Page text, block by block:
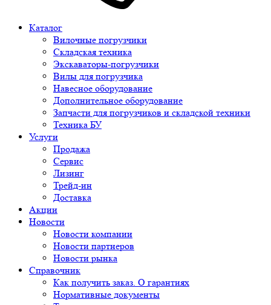
Каталог
Вилочные погрузчики
Складская техника
Экскаваторы-погрузчики
Вилы для погрузчика
Навесное оборудование
Дополнительное оборудование
Запчасти для погрузчиков и складской техники
Техника БУ
Услуги
Продажа
Сервис
Лизинг
Трейд-ин
Доставка
Акции
Новости
Новости компании
Новости партнеров
Новости рынка
Справочник
Как получить заказ. О гарантиях
Нормативные документы